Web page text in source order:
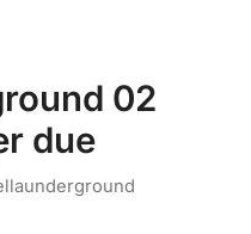
02
due